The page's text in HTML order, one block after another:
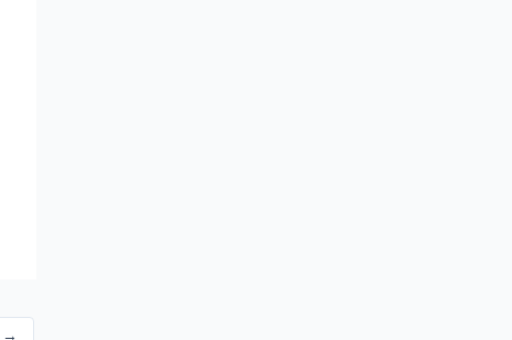
→